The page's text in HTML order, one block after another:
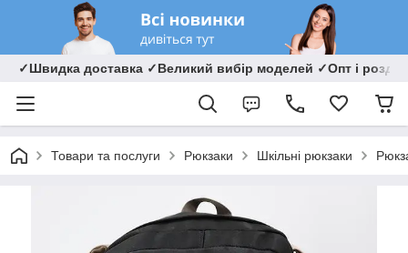
✓Швидка доставка ✓Великий вибір моделей ✓Опт і
Товари та послуги Рюкзаки Шкільні рюкзаки